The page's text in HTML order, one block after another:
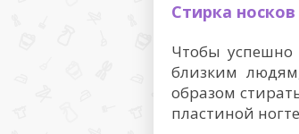
Стирка
Чтобы успешно
близким
образом
пластиной